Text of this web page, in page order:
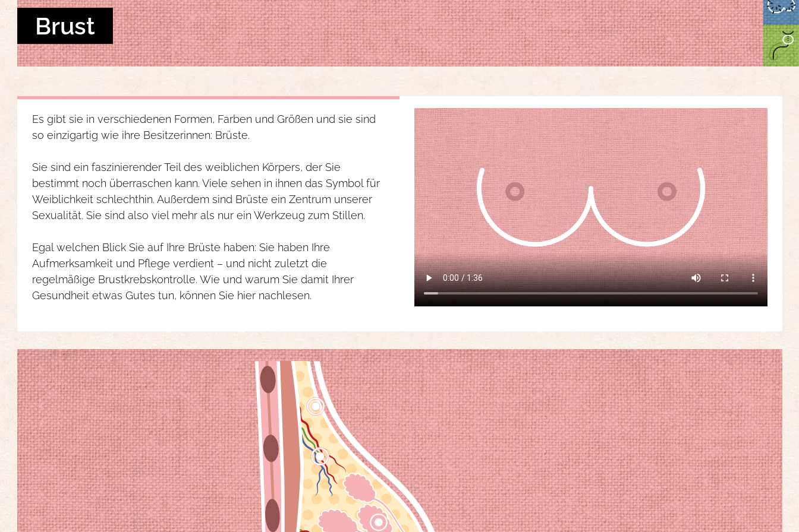
Brust
Es gibt sie in verschiedenen Formen, Farben und Größen und sie sind
so einzigartig wie ihre Besitzerinnen: Brüste.
Sie sind ein faszinierender Teil des weiblichen Körpers, der Sie
bestimmt noch überraschen kann. Viele sehen in ihnen das Symbol für
Weiblichkeit schlechthin. Außerdem sind Brüste ein Zentrum unserer
Sexualität. Sie sind also viel mehr als nur ein Werkzeug zum Stillen.
Egal welchen Blick Sie auf Ihre Brüste haben: Sie haben Ihre
Aufmerksamkeit und Pflege verdient – und nicht zuletzt die
regelmäßige Brustkrebskontrolle. Wie und warum Sie damit Ihrer
Gesundheit etwas Gutes tun, können Sie hier nachlesen.